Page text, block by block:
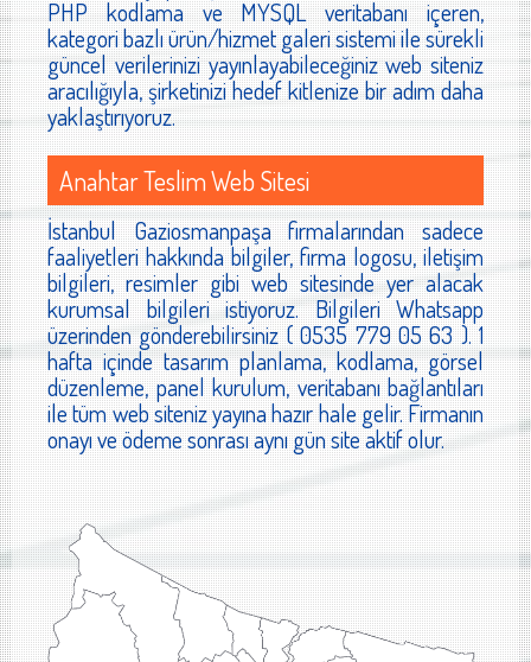
PHP kodlama ve MYSQL veritabanı içeren,
kategori bazlı ürün/hizmet galeri sistemi ile sürekli
güncel verilerinizi yayınlayabileceğiniz web siteniz
aracılığıyla, şirketinizi hedef kitlenize bir adım daha
yaklaştırıyoruz.
Anahtar Teslim Web Sitesi
İstanbul Gaziosmanpaşa firmalarından sadece
faaliyetleri hakkında bilgiler, firma logosu, iletişim
bilgileri, resimler gibi web sitesinde yer alacak
kurumsal bilgileri istiyoruz. Bilgileri Whatsapp
üzerinden gönderebilirsiniz ( 0535 779 05 63 ). 1
hafta içinde tasarım planlama, kodlama, görsel
düzenleme, panel kurulum, veritabanı bağlantıları
ile tüm web siteniz yayına hazır hale gelir. Firmanın
onayı ve ödeme sonrası aynı gün site aktif olur.